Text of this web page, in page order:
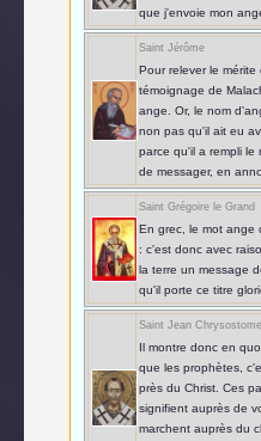
que j'envoie mon
Saint Jérôme
Pour relever le
témoignage de
ange. Or, le nom
non pas qu'il ait eu
parce qu'il a rempli le
de messager, en
Saint Grégoire le Grand
En grec, le mot ange
: c'est donc avec
la terre un message
qu'il porte ce titre
Saint Jean Chrysostome
Il montre donc en
que les prophètes,
près du Christ. Ces
signifient auprès de
marchent auprès du